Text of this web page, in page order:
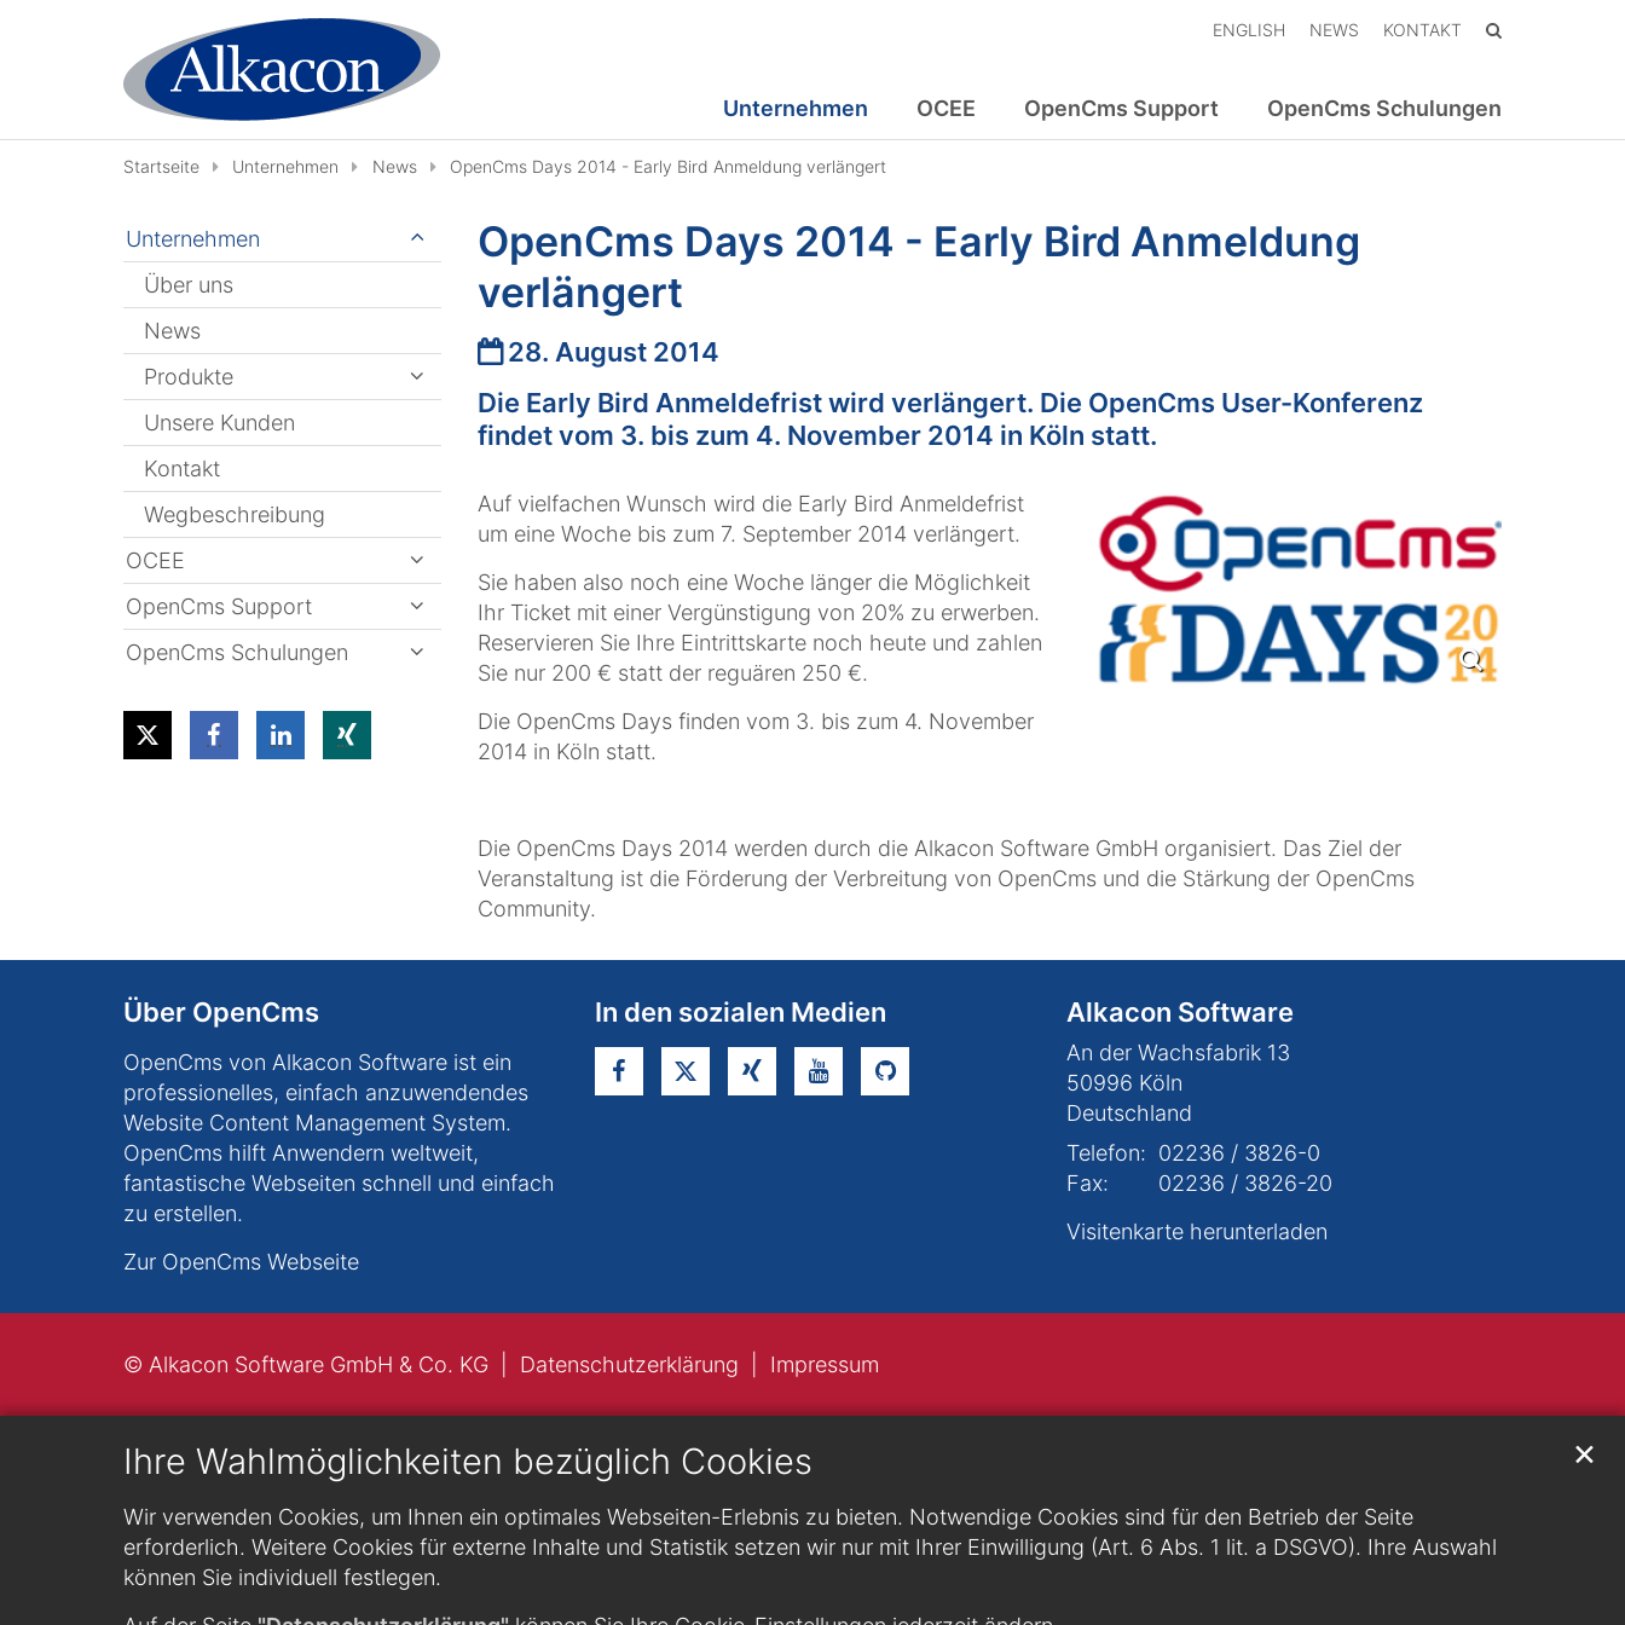
Ihre Wahlmöglichkeiten bezüglich Cookies
Wir verwenden Cookies, um Ihnen ein optimales Webseiten-Erlebnis zu bieten. Notwendige Cookies sind für den Betrieb der Seite
erforderlich. Weitere Cookies für externe Inhalte und Statistik setzen wir nur mit Ihrer Einwilligung (Art. 6 Abs. 1 lit. a DSGVO). Ihre Auswahl
können Sie individuell festlegen.
✕
ENGLISH NEWS KONTAKT
Unternehmen OCEE OpenCms Support OpenCms Schulungen
Startseite Unternehmen News OpenCms Days 2014 - Early Bird Anmeldung verlängert
OpenCms Days 2014 - Early Bird Anmeldung
verlängert
Datum:
28. August 2014
Die Early Bird Anmeldefrist wird verlängert. Die OpenCms User-Konferenz
findet vom 3. bis zum 4. November 2014 in Köln statt.
Auf vielfachen Wunsch wird die Early Bird Anmeldefrist
um eine Woche bis zum 7. September 2014 verlängert.
Sie haben also noch eine Woche länger die Möglichkeit
Ihr Ticket mit einer Vergünstigung von 20% zu erwerben.
Reservieren Sie Ihre Eintrittskarte noch heute und zahlen
Sie nur 200 € statt der reguären 250 €.
Die OpenCms Days finden vom 3. bis zum 4. November
2014 in Köln statt.
Die OpenCms Days 2014 werden durch die Alkacon Software GmbH organisiert. Das Ziel der
Veranstaltung ist die Förderung der Verbreitung von OpenCms und die Stärkung der OpenCms
Community.
Unternehmen
Über uns
News
Produkte
Unsere Kunden
Kontakt
Wegbeschreibung
OCEE
OpenCms Support
OpenCms Schulungen
Über OpenCms
OpenCms von Alkacon Software ist ein
professionelles, einfach anzuwendendes
Website Content Management System.
OpenCms hilft Anwendern weltweit,
fantastische Webseiten schnell und einfach
zu erstellen.
Zur OpenCms Webseite
In den sozialen Medien Alkacon Software
An der Wachsfabrik 13
50996 Köln
Deutschland
Telefon: 02236 / 3826-0
Fax:
02236 / 3826-20
Visitenkarte herunterladen
© Alkacon Software GmbH & Co. KG Datenschutzerklärung Impressum